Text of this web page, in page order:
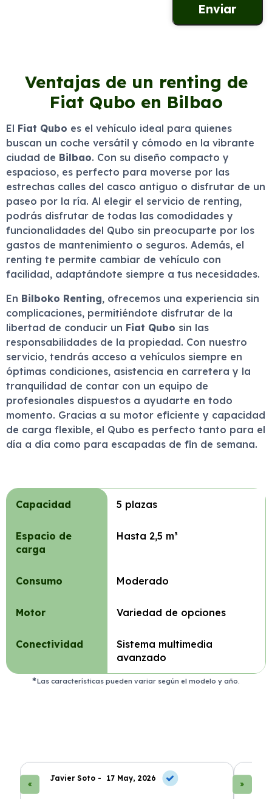
Ventajas de un renting de
Fiat Qubo en Bilbao
El Fiat Qubo es el vehículo ideal para quienes
buscan un coche versátil y cómodo en la vibrante
ciudad de Bilbao. Con su diseño compacto y
espacioso, es perfecto para moverse por las
estrechas calles del casco antiguo o disfrutar de un
paseo por la ría. Al elegir el servicio de renting,
podrás disfrutar de todas las comodidades y
funcionalidades del Qubo sin preocuparte por los
gastos de mantenimiento o seguros. Además, el
renting te permite cambiar de vehículo con
facilidad, adaptándote siempre a tus necesidades.
En Bilboko Renting, ofrecemos una experiencia sin
complicaciones, permitiéndote disfrutar de la
libertad de conducir un Fiat Qubo sin las
responsabilidades de la propiedad. Con nuestro
servicio, tendrás acceso a vehículos siempre en
óptimas condiciones, asistencia en carretera y la
tranquilidad de contar con un equipo de
profesionales dispuestos a ayudarte en todo
momento. Gracias a su motor eficiente y capacidad
de carga flexible, el Qubo es perfecto tanto para el
día a día como para escapadas de fin de semana.
Capacidad 5 plazas
Espacio de
carga
Hasta 2,5 m³
Consumo Moderado
Motor Variedad de opciones
Conectividad
Sistema multimedia
avanzado
Las características pueden variar según el modelo y año.
Javier Soto - 17 May, 2026